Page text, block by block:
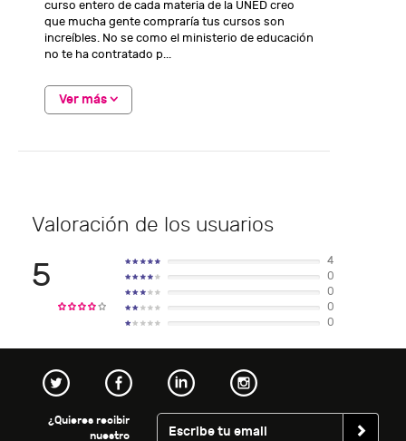
curso entero de cada materia de la UNED creo
que mucha gente compraría tus cursos son
increíbles. No se como el ministerio de educación
no te ha contratado p...
Ver más
Valoración de los usuarios
5
4
0
0
0
0
¿Quieres recibir
nuestro